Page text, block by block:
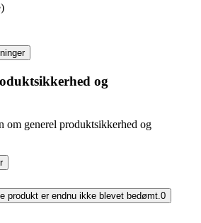
og
om generel produktsikkerhed og
produkt er endnu ikke blevet bedømt.0